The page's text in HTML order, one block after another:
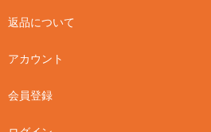
返品について
アカウント
会員登録